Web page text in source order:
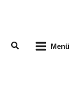
Suchen Menü